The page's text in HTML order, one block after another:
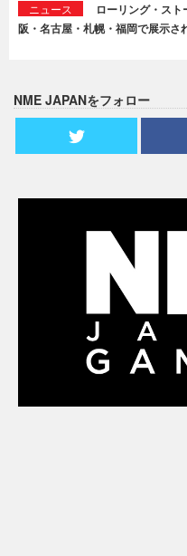
ニュース
ローリング・ス
阪・名古屋・札幌・福岡で展示
NME JAPANをフォロー